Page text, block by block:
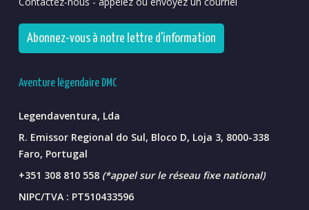
Abonnez-vous à notre lettre d'information
Aventure légendaire DMC
Legendaventura, Lda
R. Emissor Regional do Sul, Bloco D, Loja 3, 8000-338
Faro, Portugal
+351 308 810 558 (*appel sur le réseau fixe national)
NIPC/TVA : PT510433596